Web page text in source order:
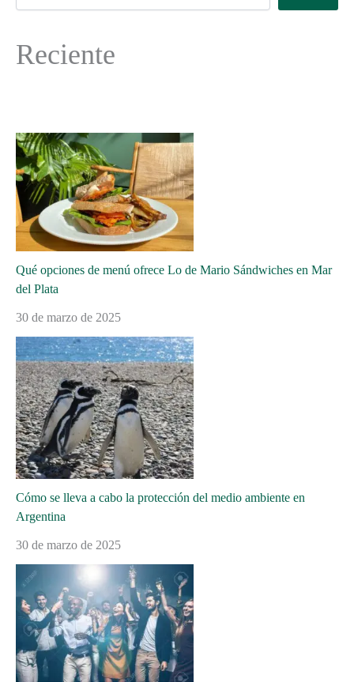
Reciente
Qué opciones de menú ofrece Lo de Mario Sándwiches en Mar
del Plata
30 de marzo de 2025
Cómo se lleva a cabo la protección del medio ambiente en
Argentina
30 de marzo de 2025